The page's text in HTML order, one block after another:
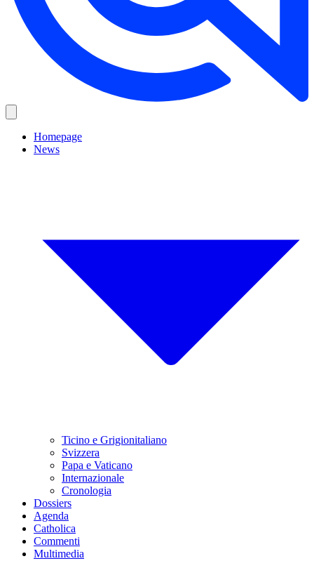
Homepage
News
Ticino e Grigionitaliano
Svizzera
Papa e Vaticano
Internazionale
Cronologia
Dossiers
Agenda
Catholica
Commenti
Multimedia